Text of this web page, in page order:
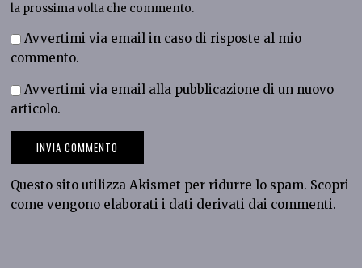
la prossima volta che commento.
Avvertimi via email in caso di risposte al mio
commento.
Avvertimi via email alla pubblicazione di un nuovo
articolo.
Questo sito utilizza Akismet per ridurre lo spam. Scopri
come vengono elaborati i dati derivati dai commenti.